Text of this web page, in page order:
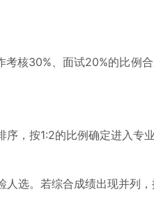
30%、面试20%的比例
按1:2的比例确定进入专业
。若综合成绩出现并列，